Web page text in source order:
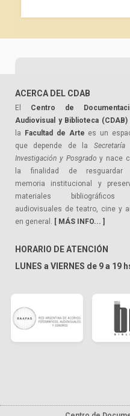
ACERCA DEL CDAB
El Centro de
Audiovisual y Biblioteca (CDAB)
la
Facultad de Arte es un
que depende de la Secretaría
Investigación y Posgrado y nace
la finalidad de resguardar
memoria institucional y
materiales
audiovisuales de teatro, cine y
en general. [ MÁS INFO... ]
HORARIO DE ATENCIÓN
LUNES a VIERNES de 9 a 19